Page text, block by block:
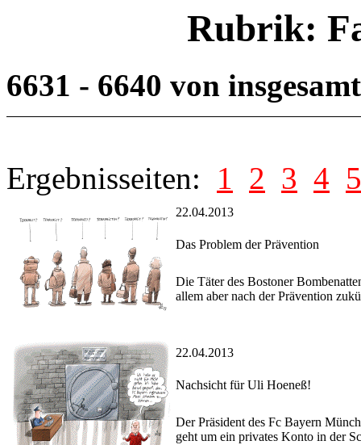
Rubrik:
6631 - 6640 von
Ergebnisseiten: 1 2 3 4 5
22.04.2013
Das Problem der Prävention
Die Täter des Bostoner
allem aber nach der Prävention
22.04.2013
Nachsicht für Uli Hoeneß!
Der Präsident des Fc Bayern
geht um ein privates Konto in der